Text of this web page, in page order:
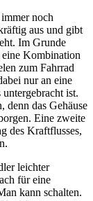
noch
aus und gibt
Im Grunde
eine Kombination
zum Fahrrad
nur an eine
ist.
denn das Gehäuse
Eine zweite
des Kraftflusses,
leichter
für eine
kann schalten.